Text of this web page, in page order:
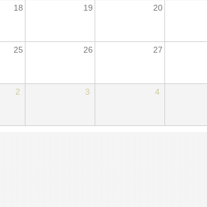
18 19 20
25 26 27
2 3 4